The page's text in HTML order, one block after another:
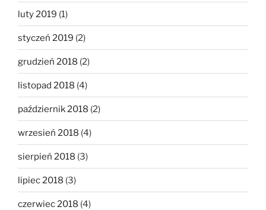
luty 2019 (1)
styczeń 2019 (2)
grudzień 2018 (2)
listopad 2018 (4)
październik 2018 (2)
wrzesień 2018 (4)
sierpień 2018 (3)
lipiec 2018 (3)
czerwiec 2018 (4)